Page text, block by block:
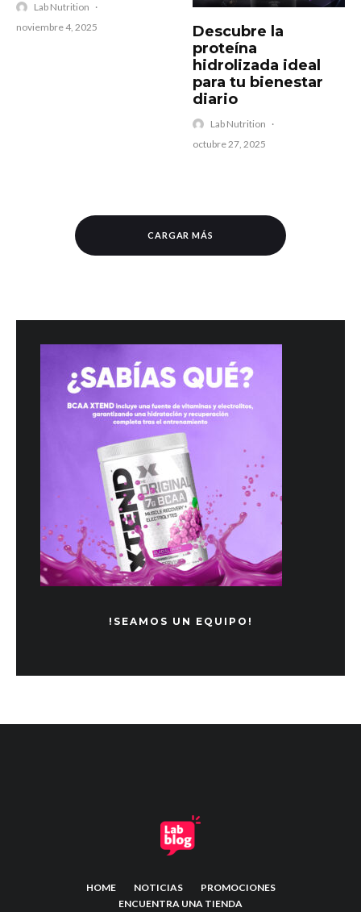
Lab Nutrition ·
noviembre 4, 2025
Descubre la
proteína
hidrolizada ideal
para tu bienestar
diario
Lab Nutrition ·
octubre 27, 2025
CARGAR MÁS
!SEAMOS UN EQUIPO!
HOME NOTICIAS
PROMOCIONES
ENCUENTRA UNA TIENDA